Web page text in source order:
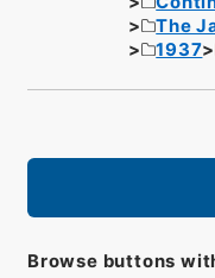
The
1937
Browse buttons